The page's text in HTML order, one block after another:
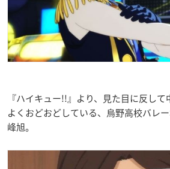
『ハイキュー!!』より、見た目に反し
よくおどおどしている、烏野高校バレ
峰旭。